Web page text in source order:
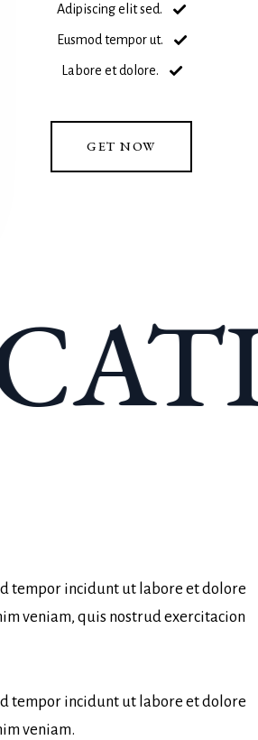
Adipiscing elit sed.
Eusmod tempor ut.
Labore et dolore.
GET NOW
tempor incidunt ut labore et dolore
veniam, quis nostrud exercitacion
tempor incidunt ut labore et dolore
veniam.